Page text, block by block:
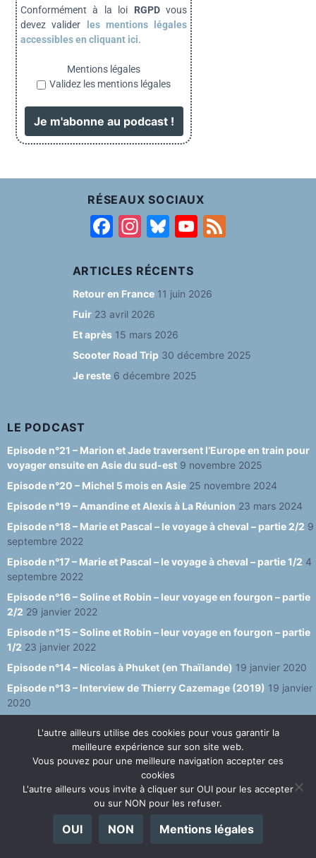
Conformément à la loi RGPDvous
devez valider
les mentions légales
accessibles en cliquant ici.
Mentions légales
Validez les mentions légales
RÉSEAUX SOCIAUX
F
c
e
b
o
o
k
In
a
g
ra
m
Bl
e
s
y
Y
T
e
n
n
el
ARTICLES RÉCENTS
Retour en France 11 juin 2026
Fuir 23 avril 2026
Et après 15 mars 2026
Scooter Road Trip 30 décembre 2025
Je reste 6 décembre 2025
LE PODCAST
Episode n°21 – Marion et Jade traversent l’Europe en train pour
voyager ensuite en Asie du sud-est 9 novembre 2025
Episode n°20 – Michel 5 mois en Asie 25 novembre 2024
Episode n°19 – Amandine et Alexis à La Réunion 23 mars 2024
Episode n°18 – Marie et Pascal – le voyage à cheval – partie 2/2 9
septembre 2022
Episode n°17 – Marie et Pascal – le voyage à cheval – partie 1/2 4
septembre 2022
Episode n°16 – Soline et Robin – leur voyage en fourgon – partie
2/2 29 janvier 2022
Episode n°15 – Soline et Robin – leur voyage en fourgon – partie
1/2 23 janvier 2022
Episode n°14 – Nicolas à Phuket (en Thaïlande) 19 janvier 2020
Episode n°13 – Interview de Thierry Cazemage (2019) 19 janvier
2020
Episode n°11 – Interview de Vivien Heitz 9 juillet 2018
Episode n°10 – Interview de Noémie de Berlin 12 mai 2018
Episode n°9 – Quelques jours en Tunisie [Tunisie] 29 avril 2017
Episode n°8 – Dernier épisode depuis le milieu du monde
Episode n°7 – Rencontre avec Wilson à Baños [Equateur]
L'autre ailleurs utilise des cookies pour vous garantir la
meilleure expérience sur son site web.
Vous pouvez pour une meilleure navigation accepter ces
cookies
L'autre ailleurs vous invite à cliquer sur OUI pour les accepter
ou sur NON pour les refuser.
OUI NON Mentions légales